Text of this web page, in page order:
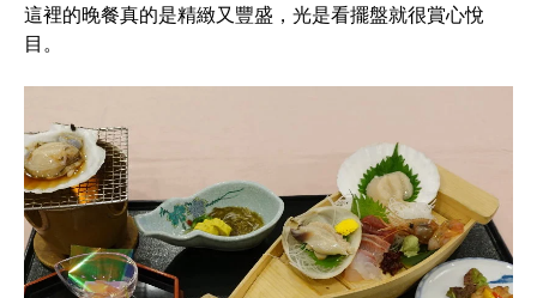
這裡的晚餐真的是精緻又豐盛，光是看擺盤就很賞心悅
目。